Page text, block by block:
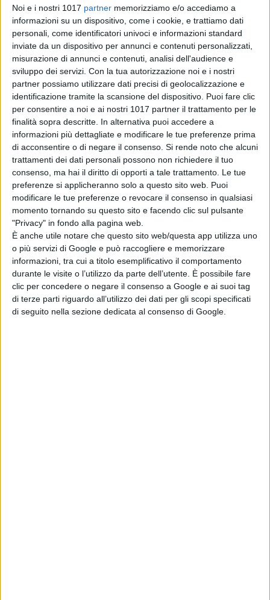
Noi e i nostri 1017 partner memorizziamo e/o accediamo a
informazioni su un dispositivo, come i cookie, e trattiamo dati
personali, come identificatori univoci e informazioni standard
inviate da un dispositivo per annunci e contenuti personalizzati,
misurazione di annunci e contenuti, analisi dell'audience e
sviluppo dei servizi. Con la tua autorizzazione noi e i nostri
partner possiamo utilizzare dati precisi di geolocalizzazione e
identificazione tramite la scansione del dispositivo. Puoi fare clic
per consentire a noi e ai nostri 1017 partner il trattamento per le
finalità sopra descritte. In alternativa puoi accedere a
informazioni più dettagliate e modificare le tue preferenze prima
di acconsentire o di negare il consenso. Si rende noto che alcuni
trattamenti dei dati personali possono non richiedere il tuo
consenso, ma hai il diritto di opporti a tale trattamento. Le tue
preferenze si applicheranno solo a questo sito web. Puoi
modificare le tue preferenze o revocare il consenso in qualsiasi
momento tornando su questo sito e facendo clic sul pulsante
"Privacy" in fondo alla pagina web.
È anche utile notare che questo sito web/questa app utilizza uno
o più servizi di Google e può raccogliere e memorizzare
informazioni, tra cui a titolo esemplificativo il comportamento
durante le visite o l’utilizzo da parte dell’utente. È possibile fare
clic per concedere o negare il consenso a Google e ai suoi tag
di terze parti riguardo all’utilizzo dei dati per gli scopi specificati
di seguito nella sezione dedicata al consenso di Google.
vittoria ad
Annecy al
Toronto
International Film
Festival 2026
di Emanuela Giuliani
Chi siamoContattiPrivacy PolicyCookie Policy
Emanuela Giuliani CFGLNMNL77T43L639Disclaimer